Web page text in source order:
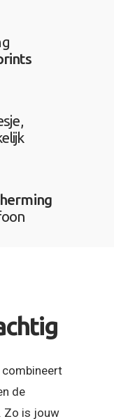
combineert
de
Zo is jouw